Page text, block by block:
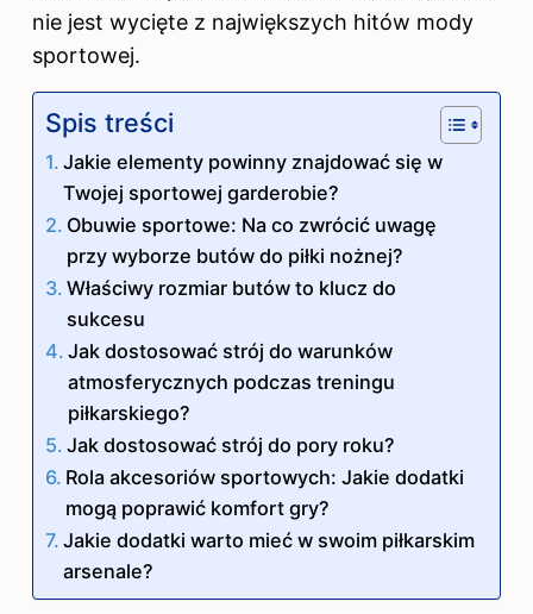
nie jest wycięte z największych hitów mody
sportowej.
Spis treści
Jakie elementy powinny znajdować się w
Twojej sportowej garderobie?
Obuwie sportowe: Na co zwrócić uwagę
przy wyborze butów do piłki nożnej?
Właściwy rozmiar butów to klucz do
sukcesu
Jak dostosować strój do warunków
atmosferycznych podczas treningu
piłkarskiego?
Jak dostosować strój do pory roku?
Rola akcesoriów sportowych: Jakie dodatki
mogą poprawić komfort gry?
Jakie dodatki warto mieć w swoim piłkarskim
arsenale?